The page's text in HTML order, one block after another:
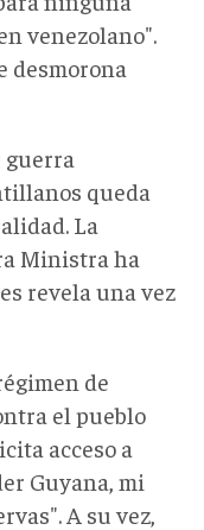
venezolano".
desmorona
guerra
queda
. La
Ministra ha
revela una vez
de
el pueblo
acceso a
Guyana, mi
A su vez,